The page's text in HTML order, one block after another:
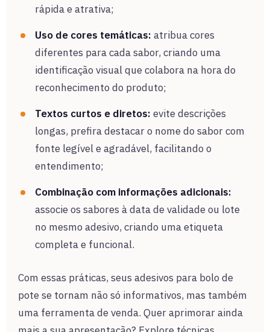
rápida e atrativa;
Uso de cores temáticas: atribua cores
diferentes para cada sabor, criando uma
identificação visual que colabora na hora do
reconhecimento do produto;
Textos curtos e diretos: evite descrições
longas, prefira destacar o nome do sabor com
fonte legível e agradável, facilitando o
entendimento;
Combinação com informações adicionais:
associe os sabores à data de validade ou lote
no mesmo adesivo, criando uma etiqueta
completa e funcional.
Com essas práticas, seus adesivos para bolo de
pote se tornam não só informativos, mas também
uma ferramenta de venda. Quer aprimorar ainda